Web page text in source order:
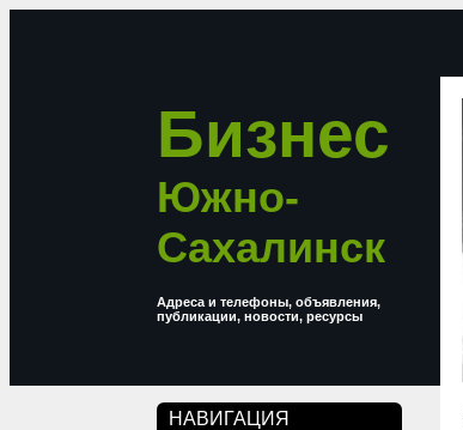
Бизнес
Южно-
Сахалинск
Адреса и телефоны, объявления,
публикации, новости, ресурсы
НАВИГАЦИЯ